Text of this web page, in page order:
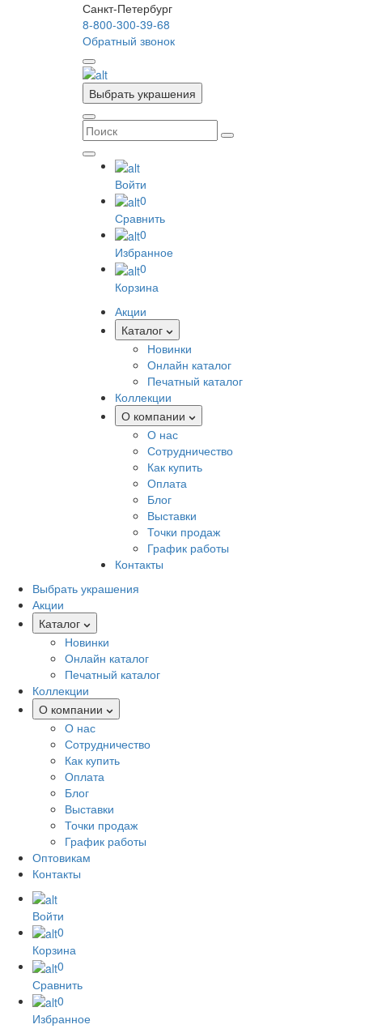
Санкт-Петербург
8-800-300-39-68
Обратный звонок
Выбрать украшения
Войти
0
Сравнить
0
Избранное
0
Корзина
Акции
Каталог
Новинки
Онлайн каталог
Печатный каталог
Коллекции
О компании
О нас
Сотрудничество
Как купить
Оплата
Блог
Выставки
Точки продаж
График работы
Контакты
Выбрать украшения
Акции
Каталог
Новинки
Онлайн каталог
Печатный каталог
Коллекции
О компании
О нас
Сотрудничество
Как купить
Оплата
Блог
Выставки
Точки продаж
График работы
Оптовикам
Контакты
Войти
0
Корзина
0
Сравнить
0
Избранное